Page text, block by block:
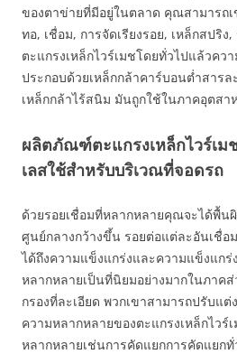
ของตาข่ายที่มีอยู่ในตลาด คุณสามารถเ
ทอ, เชื่อม, การจัดเรียงรอย, เหล็กสปริ
ตะแกรงเหล็กไวร์เมชโดยทั่วไปแล้วค
ประกอบด้วยเหล็กกล้าคาร์บอนต่ำสาร
เหล็กกล้าไร้สนิม มันถูกใช้ในภาคอุตสา
ผลิตภัณฑ์ตะแกรงเหล็กไวร์เม
เลสใช้สำหรับบริเวณที่จอดรถ
ด้วยรอยเชื่อมที่หลากหลายคุณจะได้พื้น
ศูนย์กลางกว้างขึ้น รอยต่อแต่ละอันเชื่
ได้ถึงความแข็งแกร่งและความแข็งแกร่
หลากหลายเป็นที่นิยมอย่างมากในภาค
กรองที่ละเอียด พวกเขาสามารถปรับแ
ความหลากหลายของตะแกรงเหล็กไวร์
หลากหลายเช่นการคัดแยกการคัดแยก